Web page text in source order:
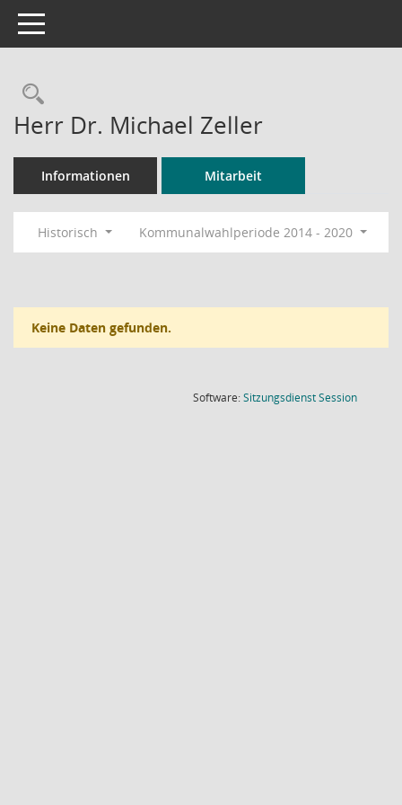
Toggle navigation
Rechercheauswahl
Herr Dr. Michael Zeller
Informationen Mitarbeit
Historisch Kommunalwahlperiode 2014 - 2020
Keine Daten gefunden.
Software:SitzungsdienstSession(Wird in